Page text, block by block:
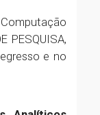
PESQUISA,
e no